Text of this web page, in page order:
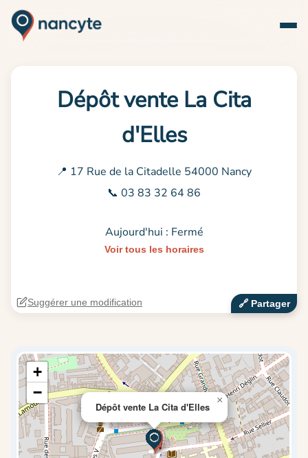
Dépôt vente La Cita
d'Elles
📍 17 Rue de la Citadelle 54000 Nancy
📞 03 83 32 64 86
Aujourd'hui : Fermé
Voir tous les horaires
🔗‍️ Partager
Suggérer une modification
Dépôt vente La Cita d'Elles
×
+
−